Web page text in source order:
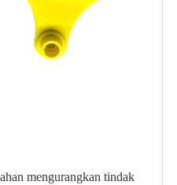
mengurangkan tindak